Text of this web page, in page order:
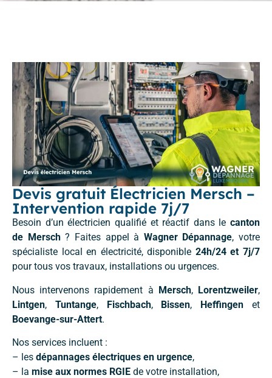
Devis gratuit Électricien Mersch –
Intervention rapide 7j/7
Besoin d’un électricien qualifié et réactif dans le canton
de Mersch? Faites appel à Wagner Dépannage, votre
spécialiste local en électricité, disponible 24h/24 et 7j/7
pour tous vos travaux, installations ou urgences.
Nous intervenons rapidement à Mersch, Lorentzweiler,
Lintgen, Tuntange, Fischbach, Bissen, Heffingen et
Boevange-sur-Attert.
Nos services incluent :
– les dépannages électriques en urgence,
– la mise aux normes RGIE de votre installation,